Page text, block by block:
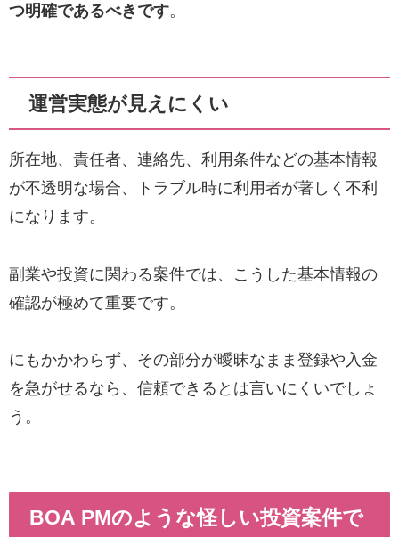
つ明確であるべきです。
運営実態が見えにくい
所在地、責任者、連絡先、利用条件などの基本情報
が不透明な場合、トラブル時に利用者が著しく不利
になります。
副業や投資に関わる案件では、こうした基本情報の
確認が極めて重要です。
にもかかわらず、その部分が曖昧なまま登録や入金
を急がせるなら、信頼できるとは言いにくいでしょ
う。
BOA PMのような怪しい投資案件で